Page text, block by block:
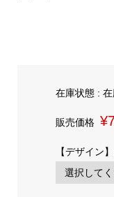
在庫状態 : 在
販売価格
【デザイン